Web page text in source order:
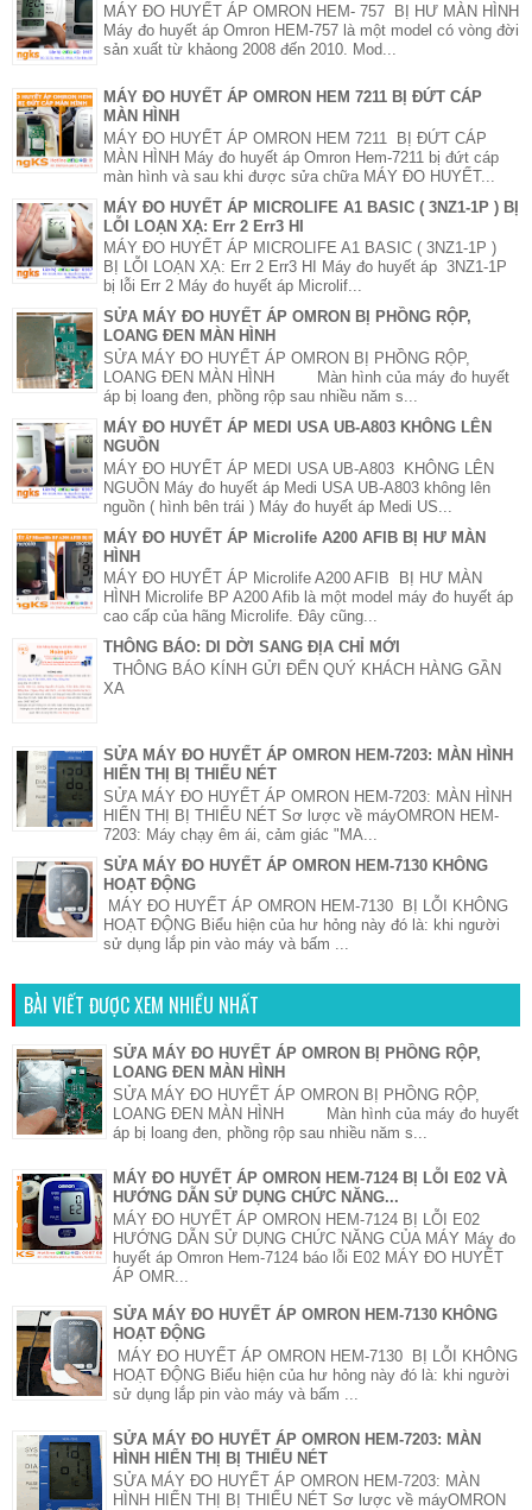
MÁY ĐO HUYẾT ÁP OMRON HEM- 757 BỊ HƯ MÀN HÌNH
Máy đo huyết áp Omron HEM-757 là một model có vòng đời
sản xuất từ khảong 2008 đến 2010. Mod...
MÁY ĐO HUYẾT ÁP OMRON HEM 7211 BỊ ĐỨT CÁP
MÀN HÌNH
MÁY ĐO HUYẾT ÁP OMRON HEM 7211 BỊ ĐỨT CÁP
MÀN HÌNH Máy đo huyết áp Omron Hem-7211 bị đứt cáp
màn hình và sau khi được sửa chữa MÁY ĐO HUYẾT...
MÁY ĐO HUYẾT ÁP MICROLIFE A1 BASIC ( 3NZ1-1P ) BỊ
LỖI LOẠN XẠ: Err 2 Err3 HI
MÁY ĐO HUYẾT ÁP MICROLIFE A1 BASIC ( 3NZ1-1P )
BỊ LỖI LOẠN XẠ: Err 2 Err3 HI Máy đo huyết áp 3NZ1-1P
bị lỗi Err 2 Máy đo huyết áp Microlif...
SỬA MÁY ĐO HUYẾT ÁP OMRON BỊ PHỒNG RỘP,
LOANG ĐEN MÀN HÌNH
SỬA MÁY ĐO HUYẾT ÁP OMRON BỊ PHỒNG RỘP,
LOANG ĐEN MÀN HÌNH Màn hình của máy đo huyết
áp bị loang đen, phồng rộp sau nhiều năm s...
MÁY ĐO HUYẾT ÁP MEDI USA UB-A803 KHÔNG LÊN
NGUỒN
MÁY ĐO HUYẾT ÁP MEDI USA UB-A803 KHÔNG LÊN
NGUỒN Máy đo huyết áp Medi USA UB-A803 không lên
nguồn ( hình bên trái ) Máy đo huyết áp Medi US...
MÁY ĐO HUYẾT ÁP Microlife A200 AFIB BỊ HƯ MÀN
HÌNH
MÁY ĐO HUYẾT ÁP Microlife A200 AFIB BỊ HƯ MÀN
HÌNH Microlife BP A200 Afib là một model máy đo huyết áp
cao cấp của hãng Microlife. Đây cũng...
THÔNG BÁO: DI DỜI SANG ĐỊA CHỈ MỚI
THÔNG BÁO KÍNH GỬI ĐẾN QUÝ KHÁCH HÀNG GẦN
XA
SỬA MÁY ĐO HUYẾT ÁP OMRON HEM-7203: MÀN HÌNH
HIỂN THỊ BỊ THIẾU NÉT
SỬA MÁY ĐO HUYẾT ÁP OMRON HEM-7203: MÀN HÌNH
HIỂN THỊ BỊ THIẾU NÉT Sơ lược về máyOMRON HEM-
7203: Máy chạy êm ái, cảm giác "MA...
SỬA MÁY ĐO HUYẾT ÁP OMRON HEM-7130 KHÔNG
HOẠT ĐỘNG
MÁY ĐO HUYẾT ÁP OMRON HEM-7130 BỊ LỖI KHÔNG
HOẠT ĐỘNG Biểu hiện của hư hỏng này đó là: khi người
sử dụng lắp pin vào máy và bấm ...
BÀI VIẾT ĐƯỢC XEM NHIỀU NHẤT
SỬA MÁY ĐO HUYẾT ÁP OMRON BỊ PHỒNG RỘP,
LOANG ĐEN MÀN HÌNH
SỬA MÁY ĐO HUYẾT ÁP OMRON BỊ PHỒNG RỘP,
LOANG ĐEN MÀN HÌNH Màn hình của máy đo huyết
áp bị loang đen, phồng rộp sau nhiều năm s...
MÁY ĐO HUYẾT ÁP OMRON HEM-7124 BỊ LỖI E02 VÀ
HƯỚNG DẪN SỬ DỤNG CHỨC NĂNG...
MÁY ĐO HUYẾT ÁP OMRON HEM-7124 BỊ LỖI E02
HƯỚNG DẪN SỬ DỤNG CHỨC NĂNG CỦA MÁY Máy đo
huyết áp Omron Hem-7124 báo lỗi E02 MÁY ĐO HUYẾT
ÁP OMR...
SỬA MÁY ĐO HUYẾT ÁP OMRON HEM-7130 KHÔNG
HOẠT ĐỘNG
MÁY ĐO HUYẾT ÁP OMRON HEM-7130 BỊ LỖI KHÔNG
HOẠT ĐỘNG Biểu hiện của hư hỏng này đó là: khi người
sử dụng lắp pin vào máy và bấm ...
SỬA MÁY ĐO HUYẾT ÁP OMRON HEM-7203: MÀN
HÌNH HIỂN THỊ BỊ THIẾU NÉT
SỬA MÁY ĐO HUYẾT ÁP OMRON HEM-7203: MÀN
HÌNH HIỂN THỊ BỊ THIẾU NÉT Sơ lược về máyOMRON